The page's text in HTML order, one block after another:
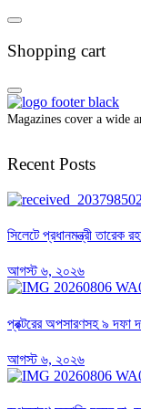
Shopping cart
Magazines cover a wide
Recent Posts
সিলেটে প্রধানমন্ত্রী তারেক
আগস্ট ৬, ২০২৬
প্রক্টরের অপসারণসহ ৯ দফা
আগস্ট ৬, ২০২৬